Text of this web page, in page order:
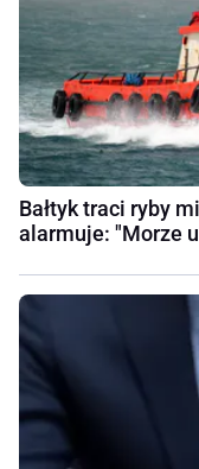
Bałtyk traci ryby
alarmuje: "Morze